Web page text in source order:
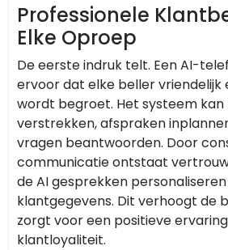
Professionele
Elke Oproep
De eerste indruk telt. Een AI-
ervoor dat elke beller vriendelijk
wordt begroet. Het systeem
verstrekken, afspraken
vragen beantwoorden. Door
communicatie ontstaat
de AI gesprekken
klantgegevens. Dit verhoogt de
zorgt voor een positieve
klantloyaliteit.